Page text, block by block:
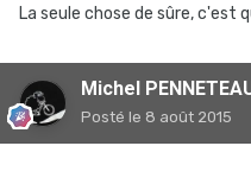
La seule chose de sûre, c'est
Michel
Posté le 8 août 2015